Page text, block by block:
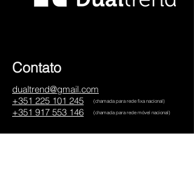
Contato
dualtrend@gmail.com
+351 225 101 245
+351 917 553 146
(chamada para rede fixa nacional)
(chamada para rede móvel nacional)